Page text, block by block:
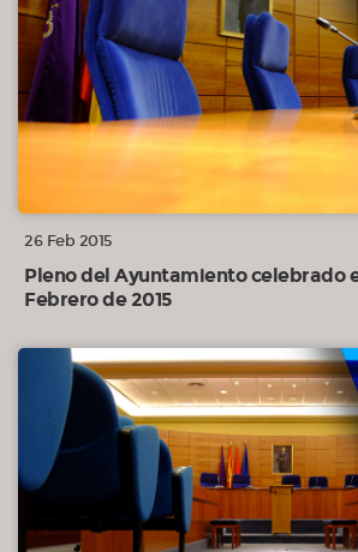
03:16:05 18.2.- Del Sr. Gómez sobre el registro de
03:16:35
19º.- Ruegos formulados en plazo con
convocatoria.
03:16:43 20º.- Otros, en su caso, asuntos urgentes.
26 Feb 2015
Pleno del Ayuntamiento celebrado
Febrero de 2015